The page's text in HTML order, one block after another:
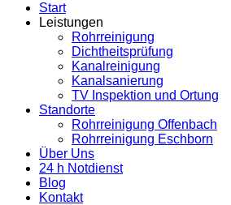
Start
Leistungen
Rohrreinigung
Dichtheitsprüfung
Kanalreinigung
Kanalsanierung
TV Inspektion und Ortung
Standorte
Rohrreinigung Offenbach
Rohrreinigung Eschborn
Über Uns
24 h Notdienst
Blog
Kontakt